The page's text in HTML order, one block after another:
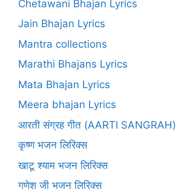
Chetawani Bhajan Lyrics
Jain Bhajan Lyrics
Mantra collections
Marathi Bhajans Lyrics
Mata Bhajan Lyrics
Meera bhajan Lyrics
आरती संग्रह गीत (AARTI SANGRAH)
कृष्ण भजन लिरिक्स
खाटू श्याम भजन लिरिक्स
गणेश जी भजन लिरिक्स